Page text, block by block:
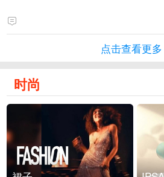
点击查看更多
时尚